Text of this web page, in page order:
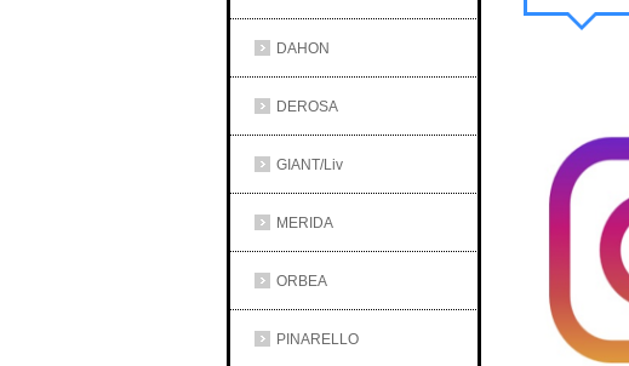
DAHON
DEROSA
GIANT/Liv
MERIDA
ORBEA
PINARELLO